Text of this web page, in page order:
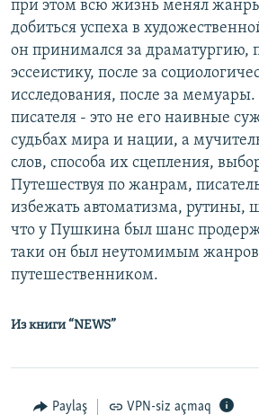
при этом всю жизнь менял
добиться успеха в
он принимался за драматургию,
эссеистику, после за
исследования, после за
писателя - это не его наивные
судьбах мира и нации, а
слов, способа их сцепления,
Путешествуя по жанрам,
избежать автоматизма, рутины,
что у Пушкина был шанс
таки он был неутомимым
путешественником.
Из книги “NEWS”
Paylaş VPN-siz açmaq